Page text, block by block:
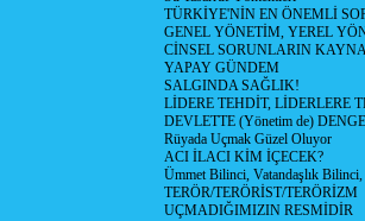
TÜRKİYE'NİN EN ÖNEMLİ
GENEL YÖNETİM, YEREL
CİNSEL SORUNLARIN
YAPAY GÜNDEM
SALGINDA SAĞLIK!
LİDERE TEHDİT, LİDERLERE
DEVLETTE (Yönetim de)
Rüyada Uçmak Güzel Oluyor
ACI İLACI KİM İÇECEK?
Ümmet Bilinci, Vatandaşlık
TERÖR/TERÖRİST/TERÖRİZM
UÇMADIĞIMIZIN RESMİDİR